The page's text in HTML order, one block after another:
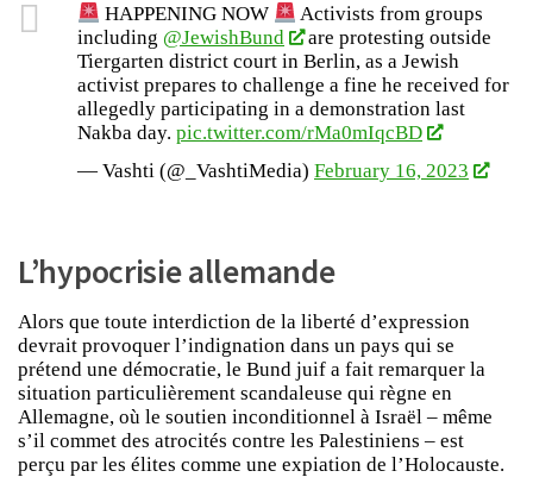
HAPPENING NOW
Activists from groups
including @JewishBund
are protesting outside
Tiergarten district court in Berlin, as a Jewish
activist prepares to challenge a fine he received for
allegedly participating in a demonstration last
Nakba day. pic.twitter.com/rMa0mIqcBD
— Vashti (@_VashtiMedia) February 16, 2023
L’hypocrisie allemande
Alors que toute interdiction de la liberté d’expression
devrait provoquer l’indignation dans un pays qui se
prétend une démocratie, le Bund juif a fait remarquer la
situation particulièrement scandaleuse qui règne en
Allemagne, où le soutien inconditionnel à Israël – même
s’il commet des atrocités contre les Palestiniens – est
perçu par les élites comme une expiation de l’Holocauste.